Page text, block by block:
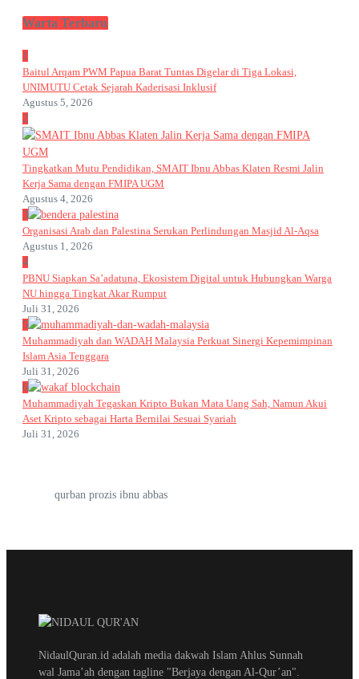
Warta Terbaru
1
Baitul Arqam PWM Papua Barat Tuntas Digelar di Tiga Lokasi,
UNIMUTU Cetak Sejarah Kaderisasi Inklusif
Agustus 5, 2026
2
Tingkatkan Mutu Pendidikan, SMAIT Ibnu Abbas Klaten Resmi Jalin
Kerja Sama dengan FMIPA UGM
Agustus 4, 2026
3
Organisasi Arab dan Palestina Serukan Perlindungan Masjid Al-Aqsa
Agustus 1, 2026
4
PBNU Siapkan Sa’adatuna, Ekosistem Digital untuk Hubungkan Warga
NU hingga Tingkat Akar Rumput
Juli 31, 2026
5
Muhammadiyah dan WADAH Malaysia Perkuat Sinergi Kepemimpinan
Islam Asia Tenggara
Juli 31, 2026
6
Muhammadiyah Tegaskan Kripto Bukan Mata Uang Sah, Namun Akui
Aset Kripto sebagai Harta Bernilai Sesuai Syariah
Juli 31, 2026
qurban prozis ibnu abbas
NidaulQuran.id adalah media dakwah Islam Ahlus Sunnah
wal Jama’ah dengan tagline "Berjaya dengan Al-Qur’an".